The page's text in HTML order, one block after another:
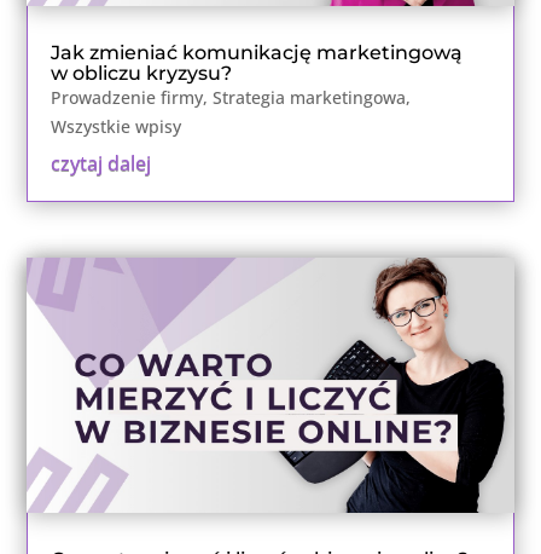
Jak zmieniać komunikację marketingową
w obliczu kryzysu?
Prowadzenie firmy,Strategia marketingowa,
Wszystkie wpisy
czytaj dalej